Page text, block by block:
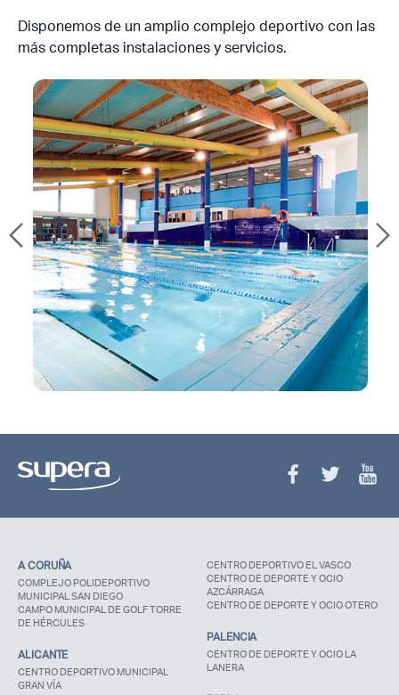
Disponemos de un amplio complejo deportivo con las
más completas instalaciones y servicios.
A CORUÑA
COMPLEJO POLIDEPORTIVO
MUNICIPAL SAN DIEGO
CAMPO MUNICIPAL DE GOLF TORRE
DE HÉRCULES
ALICANTE
CENTRO DEPORTIVO MUNICIPAL
GRAN VÍA
CENTRO DEPORTIVO EL VASCO
CENTRO DE DEPORTE Y OCIO
AZCÁRRAGA
CENTRO DE DEPORTE Y OCIO OTERO
PALENCIA
CENTRO DE DEPORTE Y OCIO LA
LANERA